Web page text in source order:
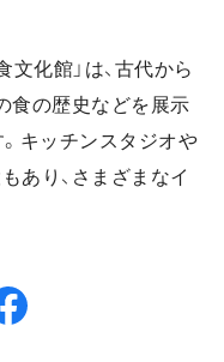
文化館」は、古代から
食の歴史などを展示
。キッチンスタジオや
あり、さまざまなイ